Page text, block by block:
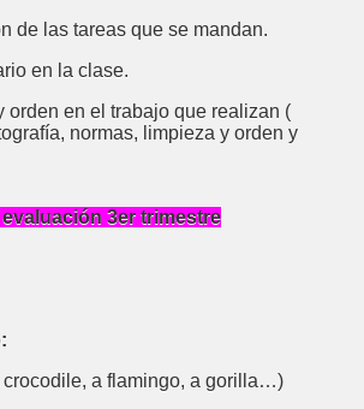
de las tareas que se mandan.
en la clase.
orden en el trabajo que realizan (
normas, limpieza y orden y
3er trimestre
crocodile, a flamingo, a gorilla…)